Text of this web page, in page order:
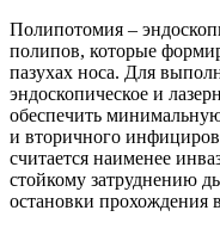
Полипотомия –
полипов, которые
пазухах носа. Для
эндоскопическое и
обеспечить
и вторичного
считается наименее
стойкому затруднению
остановки прохождения